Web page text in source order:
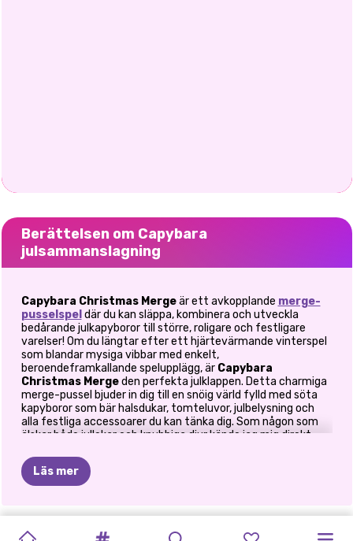
Berättelsen om Capybara
julsammanslagning
Capybara Christmas Mergeär ett avkopplande merge-
pusselspel där du kan släppa, kombinera och utveckla
bedårande julkapyboror till större, roligare och festligare
varelser! Om du längtar efter ett hjärtevärmande vinterspel
som blandar mysiga vibbar med enkelt,
beroendeframkallande spelupplägg, är Capybara
Christmas Mergeden perfekta julklappen. Detta charmiga
merge-pussel bjuder in dig till en snöig värld fylld med söta
kapyboror som bär halsdukar, tomteluvor, julbelysning och
alla festliga accessoarer du kan tänka dig. Som någon som
älskar både jullekar och knubbiga djur kände jag mig direkt
dem vicka, stöta och slås samman. Det är något konstigt
lugnande med att se två små julkapyboror rulla in i varandra
och förvandlas till en större, ännu fluffigare version. Det är
🐾 Ett mysigt
Läs mer
BABY
FASHION
KARDASHIANS FROZEN GÖR